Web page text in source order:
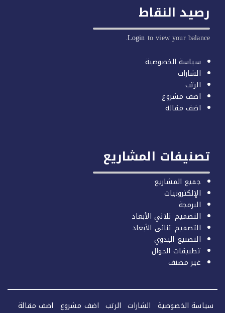
النقاط
Loginto view your
سياسة الخصوصية
الشارات
الرتب
اضف مشروع
اضف مقالة
المشاريع
جميع المشاريع
الإلكترونيات
البرمجة
التصميم ثلاثي الأبعاد
التصميم ثنائي الأبعاد
التصنيع اليدوي
تطبيقات الجوال
غير مصنف
الخصوصية الشارات الرتب اضف مشروع اضف مقالة